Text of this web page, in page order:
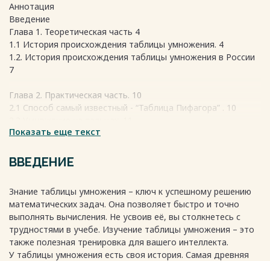
Аннотация
Введение
Глава 1. Теоретическая часть 4
1.1 История происхождения таблицы умножения. 4
1.2. История происхождения таблицы умножения в России
7
Глава 2. Практическая часть. 10
2.1 Способ самый известный - “Таблица Пифагора” . 10
2.3 Стихотворный способ умножения. 14
2.5 Игровой способ. 16
3.1 Результат. 17
Заключение. 18
Литература: 19
Показать еще текст
ВВЕДЕНИЕ
Знание таблицы умножения – ключ к успешному решению
математических задач. Она позволяет быстро и точно
выполнять вычисления. Не усвоив её, вы столкнетесь с
трудностями в учебе. Изучение таблицы умножения – это
также полезная тренировка для вашего интеллекта.
У таблицы умножения есть своя история. Самая древняя